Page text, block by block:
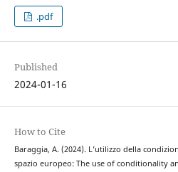
.pdf
Published
2024-01-16
How to Cite
Baraggia, A. (2024). L’utilizzo della
spazio europeo: The use of conditionality